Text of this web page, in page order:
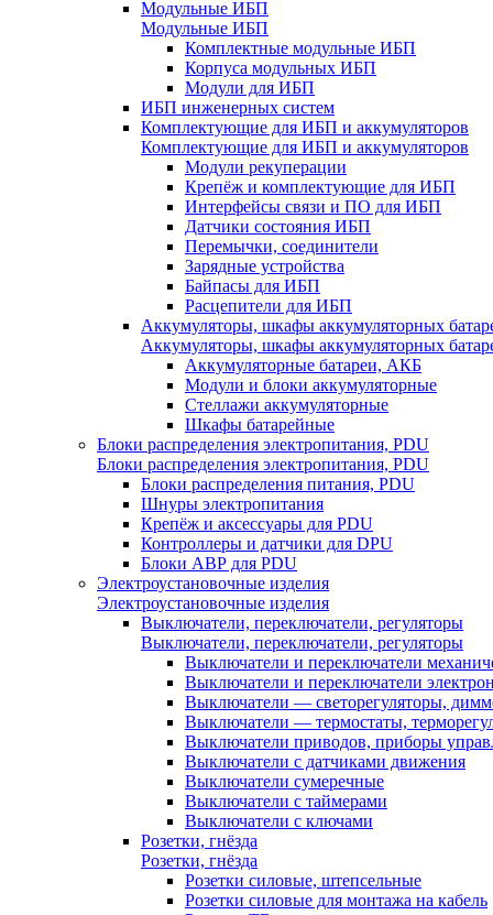
Модульные ИБП
Модульные ИБП
Комплектные модульные ИБП
Корпуса модульных ИБП
Модули для ИБП
ИБП инженерных систем
Комплектующие для ИБП и аккумуляторов
Комплектующие для ИБП и аккумуляторов
Модули рекуперации
Крепёж и комплектующие для ИБП
Интерфейсы связи и ПО для ИБП
Датчики состояния ИБП
Перемычки, соединители
Зарядные устройства
Байпасы для ИБП
Расцепители для ИБП
Аккумуляторы, шкафы аккумуляторных
Аккумуляторы, шкафы аккумуляторных
Аккумуляторные батареи, АКБ
Модули и блоки аккумуляторные
Стеллажи аккумуляторные
Шкафы батарейные
Блоки распределения электропитания, PDU
Блоки распределения электропитания, PDU
Блоки распределения питания, PDU
Шнуры электропитания
Крепёж и аксессуары для PDU
Контроллеры и датчики для DPU
Блоки АВР для PDU
Электроустановочные изделия
Электроустановочные изделия
Выключатели, переключатели, регуляторы
Выключатели, переключатели, регуляторы
Выключатели и переключатели
Выключатели и переключатели
Выключатели — светорегуляторы,
Выключатели — термостаты,
Выключатели приводов, приборы
Выключатели с датчиками движения
Выключатели сумеречные
Выключатели с таймерами
Выключатели с ключами
Розетки, гнёзда
Розетки, гнёзда
Розетки силовые, штепсельные
Розетки силовые для монтажа на кабель